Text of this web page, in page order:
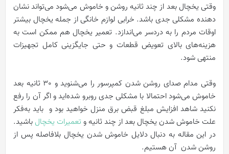
وقتی یخچال بعد از چند ثانیه روشن و خاموش می‌شود می‌تواند نشان
دهنده مشکلی جدی باشد. خرابی لوازم خانگی از جمله یخچال بیشتر
اوقات مردم را به دردسر می‌اندازد. تعمیر یخچال هم ممکن است به
هزینه‌های بالای تعویض قطعات و حتی جایگزینی کامل تجهیزات
منتهی شود.
وقتی مدام صدای روشن شدن کمپرسور را می‌شنوید و 30 ثانیه بعد
خاموش می‌شود احتمالا با مشکلی جدی‌ روبرو شده‌اید و اگر آن را رفع
نکنید شاهد افزایش مبلغ قبض برق منزل خواهید بود و باید به‌فکر
علت خاموش شدن یخچال بعد از چند ثانیه وتعمیرات یخچال باشید.
در این مقاله به دنبال دلایل خاموش شدن یخچال بلافاصله پس از
روشن شدن آن هستیم.